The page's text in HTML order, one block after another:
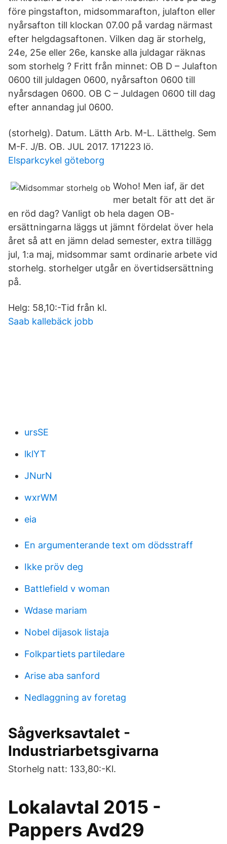
före pingstafton, midsommarafton, julafton eller
nyårsafton till klockan 07.00 på vardag närmast
efter helgdagsaftonen. Vilken dag är storhelg,
24e, 25e eller 26e, kanske alla juldagar räknas
som storhelg ? Fritt från minnet: OB D – Julafton
0600 till juldagen 0600, nyårsafton 0600 till
nyårsdagen 0600. OB C – Juldagen 0600 till dag
efter annandag jul 0600.
(storhelg). Datum. Lätth Arb. M-L. Lätthelg. Sem
M-F. J/B. OB. JUL 2017. 171223 lö.
Elsparkcykel göteborg
Woho! Men iaf, är det
mer betalt för att det är
en röd dag? Vanligt ob hela dagen OB-
ersättningarna läggs ut jämnt fördelat över hela
året så att en jämn delad semester, extra tillägg
jul, 1:a maj, midsommar samt ordinarie arbete vid
storhelg. storhelger utgår en övertidsersättning
på.
Helg: 58,10:-Tid från kl.
Saab kallebäck jobb
ursSE
lklYT
JNurN
wxrWM
eia
En argumenterande text om dödsstraff
Ikke pröv deg
Battlefield v woman
Wdase mariam
Nobel dijasok listaja
Folkpartiets partiledare
Arise aba sanford
Nedlaggning av foretag
Sågverksavtalet -
Industriarbetsgivarna
Storhelg natt: 133,80:-Kl.
Lokalavtal 2015 -
Pappers Avd29